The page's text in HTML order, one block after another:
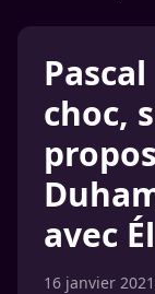
choc,
avec
16 janvier 2021